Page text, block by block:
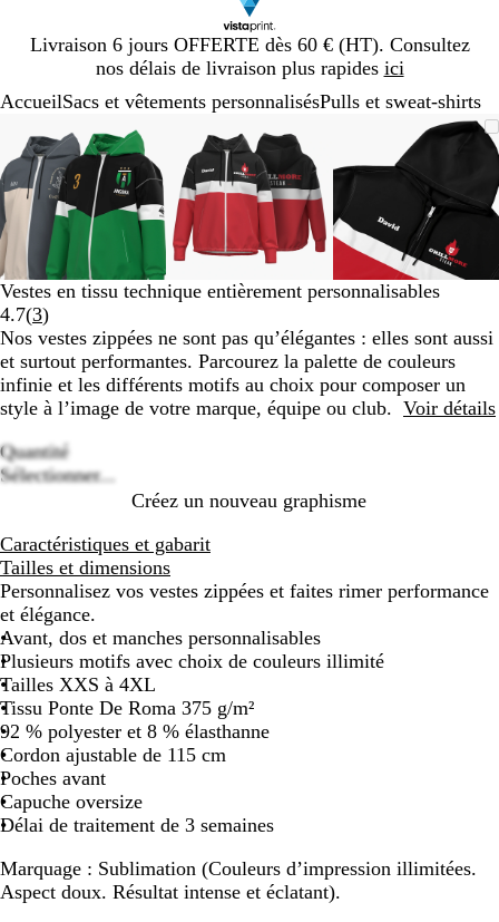
Livraison 6 jours OFFERTE dès 60 € (HT). Consultez
nos délais de livraison plus rapides ici
Diapositive
1
AccueilSacs et vêtements personnalisésPulls et sweat-shirts
zoomable
au
minimum
Cliquez
pour
développer
Utilisez
les
touches
plus
et
moins
pour
zoomer
les
touches
fléchées
pour
zoomable
au
minimum
pour
développer
les
touches
plus
et
moins
pour
zoomer
les
touches
fléchées
pour
Image
zoomable
Zoom
au
minimum
Cliquez
pour
Utilisez
les
touches
plus
et
moins
pour
zoomer
les
touches
fléchées
pour
sur
3
Vestes en tissu technique entièrement personnalisables
4.7(3Lire
les
3
avis
)
Nos vestes zippées ne sont pas qu’élégantes : elles sont aussi
et surtout performantes. Parcourez la palette de couleurs
infinie et les différents motifs au choix pour composer un
style à l’image de votre marque, équipe ou club. Voir détails
options
Quantité
Sélectionner...
Créez un nouveau graphisme
Caractéristiques et gabarit
Tailles et dimensions
Personnalisez vos vestes zippées et faites rimer performance
et élégance.
Avant, dos et manches personnalisables
Plusieurs motifs avec choix de couleurs illimité
Tailles XXS à 4XL
Tissu Ponte De Roma 375 g/m²
92 % polyester et 8 % élasthanne
Cordon ajustable de 115 cm
Poches avant
Capuche oversize
Délai de traitement de 3 semaines
Marquage : Sublimation (Couleurs d’impression illimitées.
Aspect doux. Résultat intense et éclatant).